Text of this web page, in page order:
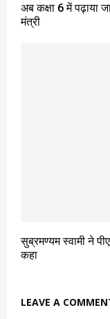
अब कक्षा 6 में पढ़ाया
मंत्री
सुब्रमण्यम स्वामी ने
कहा
LEAVE A